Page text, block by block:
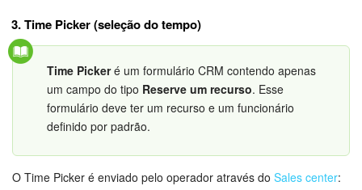
3. Time Picker (seleção do tempo)
Time Pickeré um formulário CRM contendo apenas
um campo do tipo Reserve um recurso. Esse
formulário deve ter um recurso e um funcionário
definido por padrão.
O Time Picker é enviado pelo operador através do Sales center: